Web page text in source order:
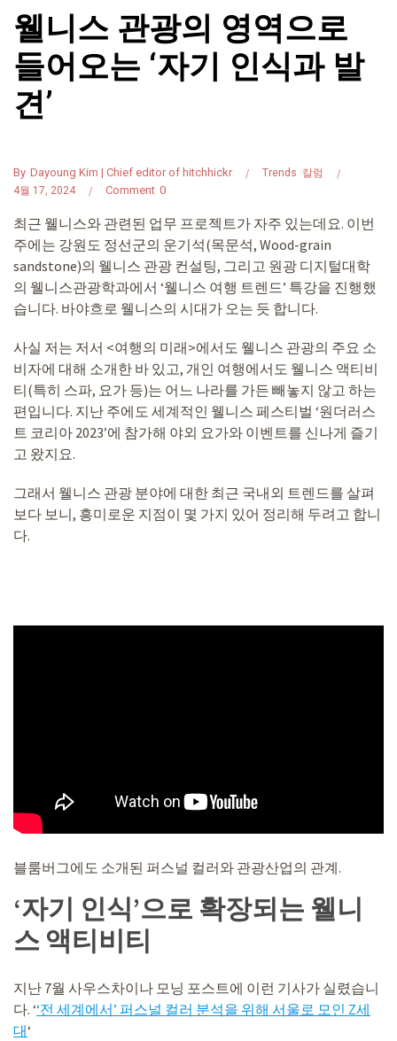
웰니스 관광의 영역으로
들어오는 ‘자기 인식과 발
견’
By Dayoung Kim | Chief editor of hitchhickr Trends 칼럼
4월 17, 2024
0
Comment
최근 웰니스와 관련된 업무 프로젝트가 자주 있는데요. 이번
주에는 강원도 정선군의 운기석(목문석, Wood-grain
sandstone)의 웰니스 관광 컨설팅, 그리고 원광 디지털대학
의 웰니스관광학과에서 ‘웰니스 여행 트렌드’ 특강을 진행했
습니다. 바야흐로 웰니스의 시대가 오는 듯 합니다.
사실 저는 저서 <여행의 미래>에서도 웰니스 관광의 주요 소
비자에 대해 소개한 바 있고, 개인 여행에서도 웰니스 액티비
티(특히 스파, 요가 등)는 어느 나라를 가든 빼놓지 않고 하는
편입니다. 지난 주에도 세계적인 웰니스 페스티벌 ‘원더러스
트 코리아 2023’에 참가해 야외 요가와 이벤트를 신나게 즐기
고 왔지요.
그래서 웰니스 관광 분야에 대한 최근 국내외 트렌드를 살펴
보다 보니, 흥미로운 지점이 몇 가지 있어 정리해 두려고 합니
다.
블룸버그에도 소개된 퍼스널 컬러와 관광산업의 관계.
‘자기 인식’으로 확장되는 웰니
스 액티비티
지난 7월 사우스차이나 모닝 포스트에 이런 기사가 실렸습니
다. ‘‘전 세계에서’ 퍼스널 컬러 분석을 위해 서울로 모인 Z세
대‘